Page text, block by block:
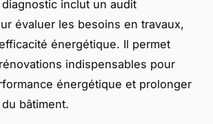
inclut un audit
évaluer les besoins en travaux,
énergétique. Il permet
indispensables pour
énergétique et prolonger
bâtiment.